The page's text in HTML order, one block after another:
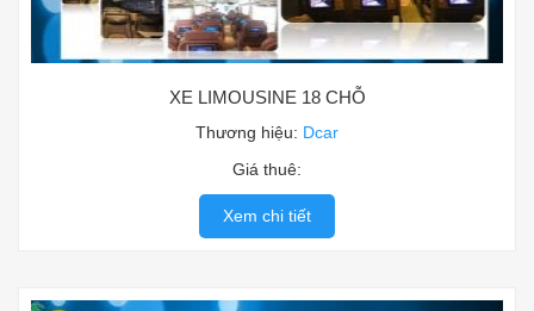
XE LIMOUSINE 18 CHỖ
Thương hiệu: Dcar
Giá thuê:
Xem chi tiết